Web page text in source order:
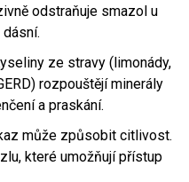
odstraňuje smazol u
ze stravy (limonády,
rozpouštějí minerály
a praskání.
může způsobit citlivost.
které umožňují přístup